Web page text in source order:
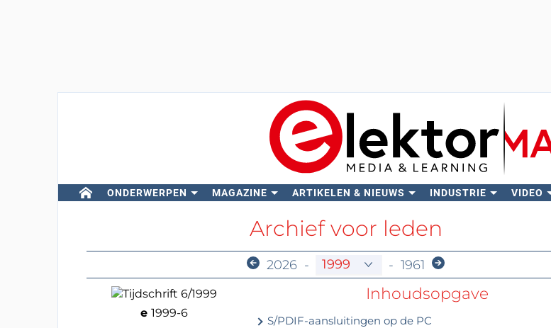
ONDERWERPEN MAGAZINE ARTIKELEN & NIEUWS INDUSTRIE VIDEO
Archief voor leden
2026 - - 1961
e 1999-6
Inhoudsopgave
S/PDIF-aansluitingen op de PC